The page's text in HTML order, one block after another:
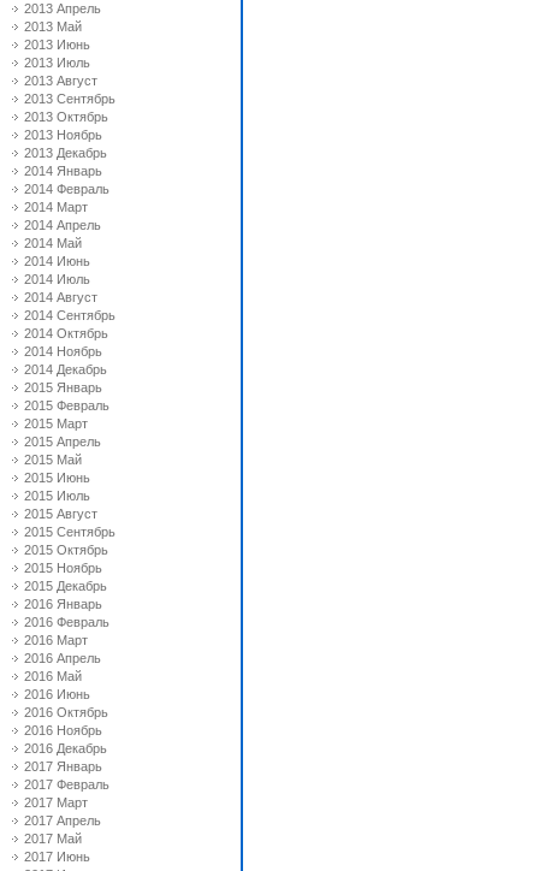
2013 Апрель
2013 Май
2013 Июнь
2013 Июль
2013 Август
2013 Сентябрь
2013 Октябрь
2013 Ноябрь
2013 Декабрь
2014 Январь
2014 Февраль
2014 Март
2014 Апрель
2014 Май
2014 Июнь
2014 Июль
2014 Август
2014 Сентябрь
2014 Октябрь
2014 Ноябрь
2014 Декабрь
2015 Январь
2015 Февраль
2015 Март
2015 Апрель
2015 Май
2015 Июнь
2015 Июль
2015 Август
2015 Сентябрь
2015 Октябрь
2015 Ноябрь
2015 Декабрь
2016 Январь
2016 Февраль
2016 Март
2016 Апрель
2016 Май
2016 Июнь
2016 Октябрь
2016 Ноябрь
2016 Декабрь
2017 Январь
2017 Февраль
2017 Март
2017 Апрель
2017 Май
2017 Июнь